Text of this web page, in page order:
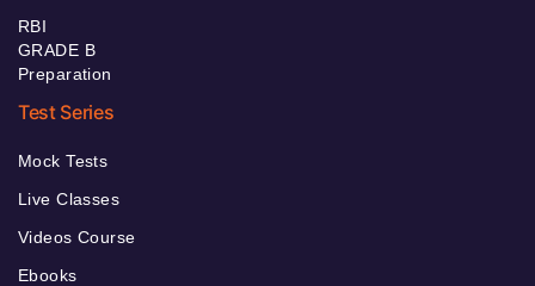
RBI
GRADE B
Preparation
Test Series
Mock Tests
Live Classes
Videos Course
Ebooks